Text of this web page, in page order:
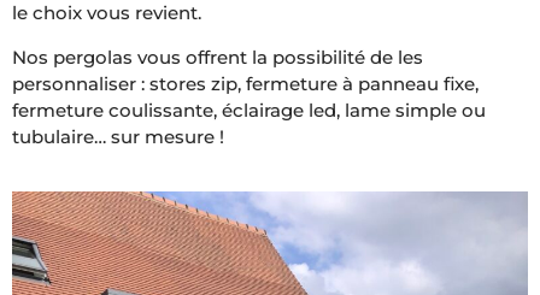
le choix vous revient.
Nos pergolas vous offrent la possibilité de les
personnaliser : stores zip, fermeture à panneau fixe,
fermeture coulissante, éclairage led, lame simple ou
tubulaire… sur mesure !